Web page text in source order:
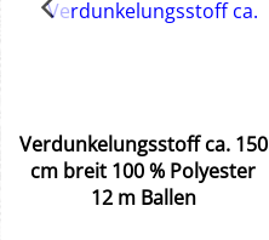
Verdunkelungsstoff ca. 150
cm breit 100 % Polyester
12 m Ballen